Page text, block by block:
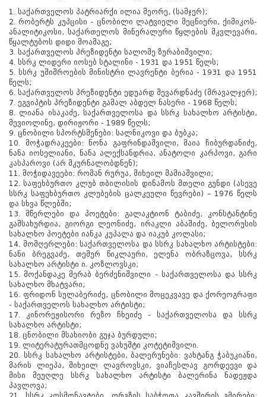
1. საქართველოს პატრიარქი ილია მეორე, (სამჯერ);
2. რობერტს კუპცისი - ცნობილი ლატვიელი მეცნიერი, ქიმიკოს-
ანალიტიკოსი, საქართელოს მინერალური წყლების მკვლევარი,
წყალტუბოს დიდი მოამაგე;
3. საქართველოს პრეზიდენტი სალომე ზურაბიშვილი;
4. სსრკ ლიდერი იოსებ სტალინი - 1931 და 1951 წელს;
5. სსრკ უშიშროების მინისტრი ლავრენტი ბერია - 1931 და 1951
წელს;
6. საქართველოს პრეზიდენტი ედუარდ შევარდნაძე (მრავალჯერ);
7. ეგვიპტის პრეზიდენტი გამალ აბდელ ნასერი - 1968 წელს;
8. ლიანა ისაკაძე, საქართველოსა და სსრკ სახალხო არტისტი,
მევიოლინე, დირიჟორი - 1989 წელს;
9. ცნობილი სპორტსმენები: სალნიკოვი და ბუბკა;
10. მოჭადრაკეები: ნონა გაფრინდაშვილი, მაია ჩიბურდანიძე,
ნანა იოსელიანი, ნანა ალექსანდრია, ანატოლი კარპოვი, გარი
კასპაროვი (არ მკურნალობდნენ);
11. მოჭიდავეები: რომან რურუა, მიხეილ მამიაშვილი;
12. საფეხბურთო კლუბ თბილისის დინამოს მთელი გუნდი (ასევე
სსრკ საფეხბურთო კლუბების ცალკეული წევრები) – 1976 წელს
და სხვა წლებში;
13. მწერლები და პოეტები: გალაკტიონ ტაბიძე, კონსტანტინე
გამსახურდია, გიორგი ლეონიძე, ირაკლი აბაშიძე, ბელორუსის
სახალხო პოეტები იანკა კუპალა და იაკუბ კოლასი;
14. მომღერლები: საქართველოსა და სსრკ სახალხო არტისტები:
ნანი ბრეგვაძე, თემურ წიკლაური, ელენა ობრაზცოვა, სსრკ
სახალხო არტისტი ი. კოზლოვსკი;
15. მოქანდაკე მერაბ ბერძენიშვილი - საქართველოსა და სსრკ
სახალხო მხატვარი;
16. ფრიდონ სულაბერიძე, ცნობილი მოცეკვავე და ქორეოგრაფი
- საქართველოს სახალხო არტისტი;
17. კინორეჟისორი რეზო ჩხეიძე - საქართველოსა და სსრკ
სახალხო არტისტი;
18. ცნობილი მსახიობი გუჯა ბურდული;
19. ლიტერატურათმცოდნე ვახუშტი კოტეტიშვილი.
20. სსრკ სახალხო არტისტები, ბალერუნები: ვახტანგ ჭაბუკიანი,
მარის ლიეპა, მიხეილ ლავროვსკი, ვიაჩესლავ გორდეევი და
მისი მეუღლე სსრკ სახალხო არტისტი ბალერინა ნადეჟდა
პავლოვა;